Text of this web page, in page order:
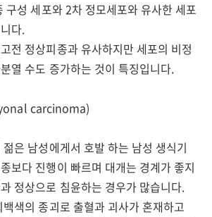
구성 세포와 2차 정모세포와 유사한 세포
다.
전 정상피종과 유사하지만 세포의 비정
열 수도 증가하는 것이 특징입니다.
carcinoma)
은 남성에게서 호발 하는 남성 생식기
보다 진행이 빠르며 대개는 경계가 좋지
정상으로 침윤하는 경우가 많습니다.
색의 종괴로 출혈과 괴사가 혼재하고